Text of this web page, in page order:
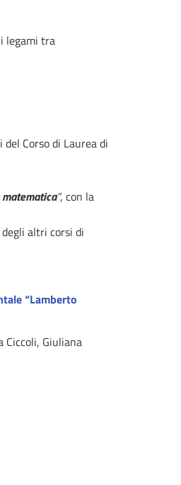
legami tra
Corso di Laurea di
”, con la
altri corsi di
“Lamberto
Giuliana